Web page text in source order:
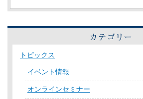
トピックス
イベント情報
オンラインセミナー